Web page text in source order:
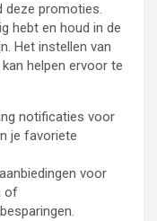
deze promoties.
hebt en houd in de
Het instellen van
helpen ervoor te
notificaties voor
je favoriete
voor
of